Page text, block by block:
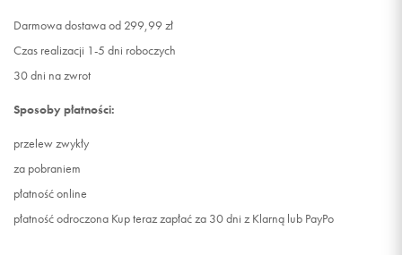
Darmowa dostawa od 299,99 zł
Czas realizacji 1-5 dni roboczych
30 dni na zwrot
Sposoby płatności:
przelew zwykły
za pobraniem
płatność online
płatność odroczona Kup teraz zapłać za 30 dni z Klarną lub PayPo